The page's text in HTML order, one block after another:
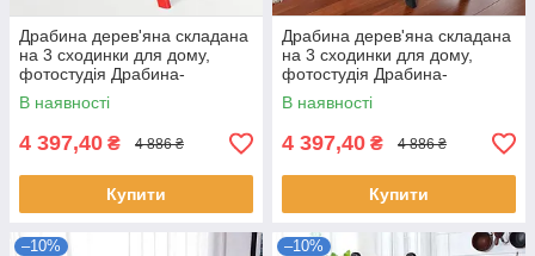
Драбина дерев'яна складана
на 3 сходинки для дому,
фотостудія Драбина-
трансформер побутова
розкладна Червоний
В наявності
4 397,40 ₴ 4 886 ₴
Купити
Драбина дерев'яна складана
на 3 сходинки для дому,
фотостудія Драбина-
трансформер побутова
розкладна Чорний
В наявності
4 397,40 ₴ 4 886 ₴
Купити
–10% –10%